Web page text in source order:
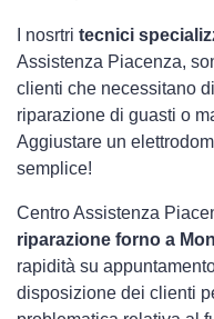
I nosrtri tecnici
Assistenza Piacenza,
clienti che necessitano
riparazione di guasti o
Aggiustare un
semplice!
Centro Assistenza
riparazione forno a
rapidità su
disposizione dei clienti